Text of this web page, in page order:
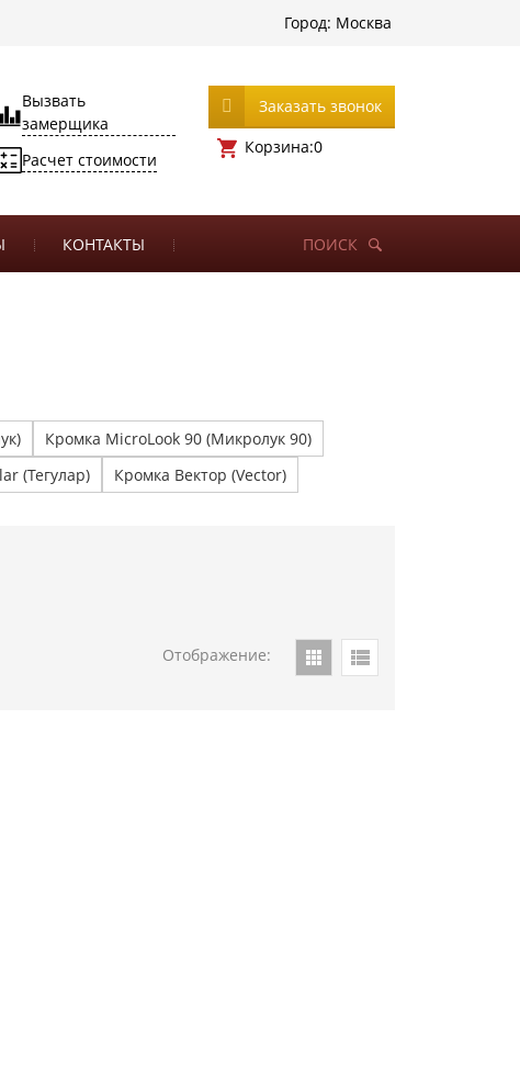
Город: Москва
Вызвать
замерщика
Расчет стоимости
Заказать звонок
Корзина:0
КОНТАКТЫ ПОИСК
Кромка MicroLook 90 (Микролук 90)
(Тегулар) Кромка Вектор (Vector)
Отображение: